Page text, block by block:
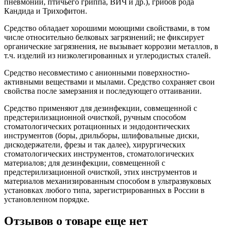
Кандида и Трихофитон.
Средство обладает хорошими моющими свойствами, в том
числе относительно белковых загрязнений; не фиксирует
органические загрязнения, не вызывает коррозии металлов, в
т.ч. изделий из низколегированных и углеродистых сталей.
Средство несовместимо с анионными поверхностно-
активными веществами и мылами. Средство сохраняет свои
свойства после замерзания и последующего оттаивании.
Средство применяют для дезинфекции, совмещенной с
предстерилизационной очисткой, ручным способом
стоматологических ротационных и эндодонтических
инструментов (боры, дрильборы, шлифовальные диски,
дискодержатели, фрезы и так далее), хирургических
стоматологических инструментов, стоматологических
материалов; для дезинфекции, совмещенной с
предстерилизационной очисткой, этих инструментов и
материалов механизированным способом в ультразвуковых
установках любого типа, зарегистрированных в России в
установленном порядке.
Отзывов о товаре еще нет